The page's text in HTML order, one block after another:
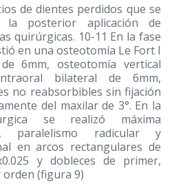
de dientes perdidos que se
la posterior aplicación de
quirúrgicas. 10-11 En la fase
en una osteotomía Le Fort I
6mm, osteotomía vertical
bilateral de 6mm,
no reabsorbibles sin fijación
del maxilar de 3°. En la
se realizó máxima
paralelismo radicular y
en arcos rectangulares de
y dobleces de primer,
(figura 9)